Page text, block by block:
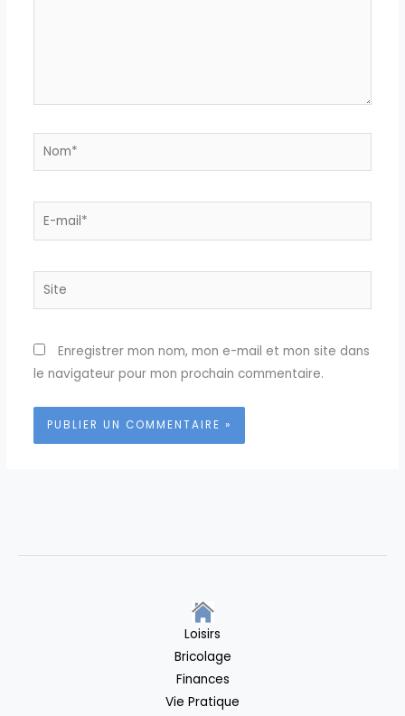
Nom*
E-
Site
Enregistrer mon nom, mon e-mail et mon site dans
le navigateur pour mon prochain commentaire.
Loisirs
Bricolage
Finances
Vie Pratique